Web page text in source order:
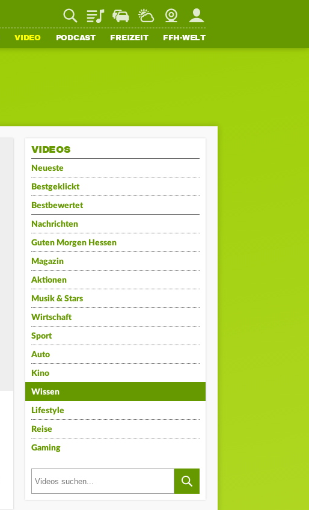
PlaylistStaupilotWetterWebcamMein FFH
VIDEO PODCAST FREIZEIT FFH-WELT
VIDEOS
Neueste
Bestgeklickt
Bestbewertet
Nachrichten
Guten Morgen Hessen
Magazin
Aktionen
Musik & Stars
Wirtschaft
Sport
Auto
Kino
Wissen
Lifestyle
Reise
Gaming